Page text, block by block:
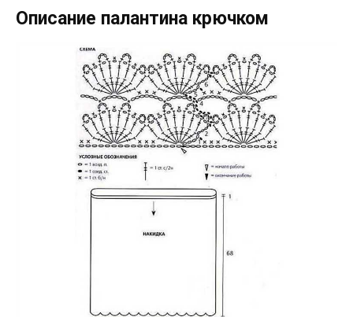
Описание палантина крючком